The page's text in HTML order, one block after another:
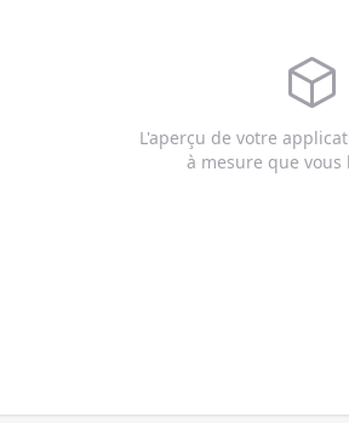
L'aperçu de votre
à mesure que vous